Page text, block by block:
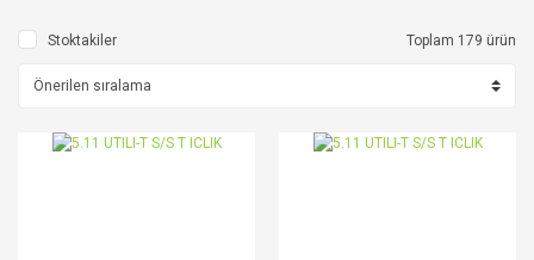
Stoktakiler Toplam 179 ürün